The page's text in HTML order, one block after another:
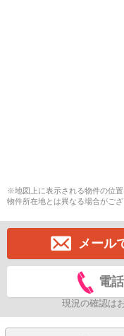
※地図上に表示される物件の位
物件所在地とは異なる場合がござ
メール
電
現況の確認は